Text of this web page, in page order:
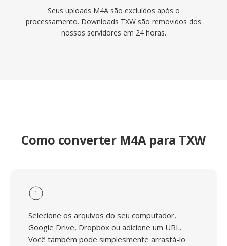
Seus uploads M4A são excluídos após o
processamento. Downloads TXW são removidos dos
nossos servidores em 24 horas.
Como converter M4A para TXW
1
Selecione os arquivos do seu computador,
Google Drive, Dropbox ou adicione um URL.
Você também pode simplesmente arrastá-lo